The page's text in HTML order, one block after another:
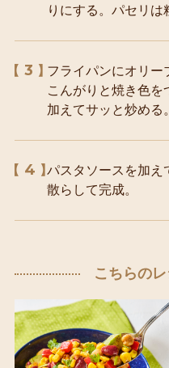
りにする。パセリは
3
フライパンにオリー
こんがりと焼き色を
加えてサッと炒める。
4
パスタソースを加え
散らして完成。
こちらの